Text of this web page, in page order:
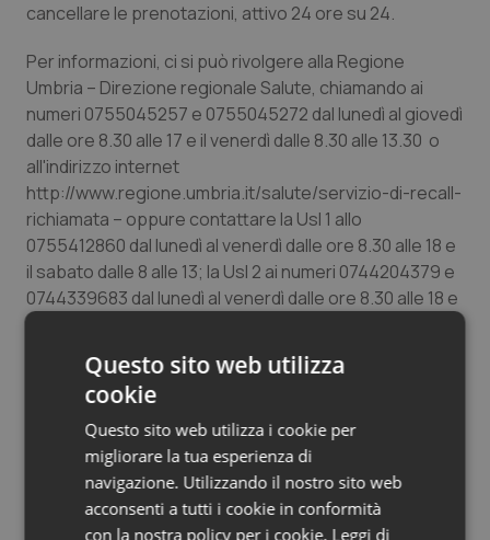
Rene & patologie urogenitali
Salute orale & impianti
Sangue & coagulazione
Tiroide
Tumore al seno
Tumore ovarico
Tumori del Polmone & Testa Collo
Tumori gastrointestinali
Ulcera & Reflusso
Vaccini
cancellare le prenotazioni, attivo 24 ore su 24.
Per informazioni, ci si può rivolgere alla Regione
Umbria – Direzione regionale Salute, chiamando ai
numeri 0755045257 e 0755045272 dal lunedì al giovedì
dalle ore 8.30 alle 17 e il venerdì dalle 8.30 alle 13.30 o
all'indirizzo internet
http://www.regione.umbria.it/salute/servizio-di-recall-
richiamata – oppure contattare la Usl 1 allo
0755412860 dal lunedì al venerdì dalle ore 8.30 alle 18 e
il sabato dalle 8 alle 13; la Usl 2 ai numeri 0744204379 e
0744339683 dal lunedì al venerdì dalle ore 8.30 alle 18 e
il sabato dalle 8 alle 13; l'Azienda ospedaliera Perugia al
numero 0755782870 dal lunedì al venerdì dalle ore 8.30
alle 18 e il sabato dalle 8 alle 13; l'Azienda ospedaliera
Terni 3460604699, dal lunedì al sabato dalle ore 8 alle
ore 13; sui siti internet www.uslumbria1.gov.it;
www.uslumbria2.it; www.ospedale.perugia.it;
www.aospterni.it.
Questo sito web utilizza
cookie
Questo sito web utilizza i cookie per
migliorare la tua esperienza di
navigazione. Utilizzando il nostro sito web
acconsenti a tutti i cookie in conformità
con la nostra policy per i cookie. Leggi di